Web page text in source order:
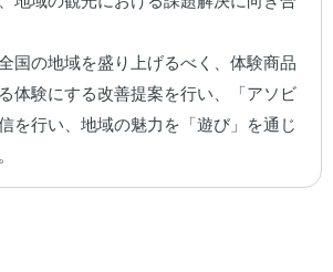
国の地域を盛り上げるべく、体験商品
体験にする改善提案を行い、「アソビ
を行い、地域の魅力を「遊び」を通じ